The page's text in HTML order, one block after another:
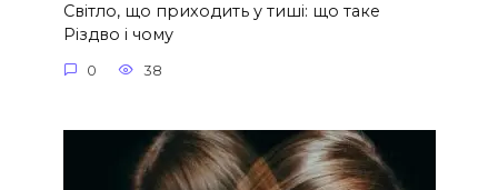
Світло, що приходить у тиші: що таке
Різдво і чому
0 38